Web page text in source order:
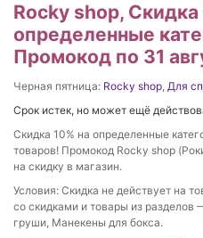
Rocky shop, Скидка
определенные
Промокод по 31
Черная пятница: Rocky shop, Для
Срок истек, но может ещё
Скидка 10% на определенные
товаров! Промокод Rocky shop
на скидку в магазин.
Условия: Скидка не действует на
со скидками и товары из
груши, Манекены для бокса.